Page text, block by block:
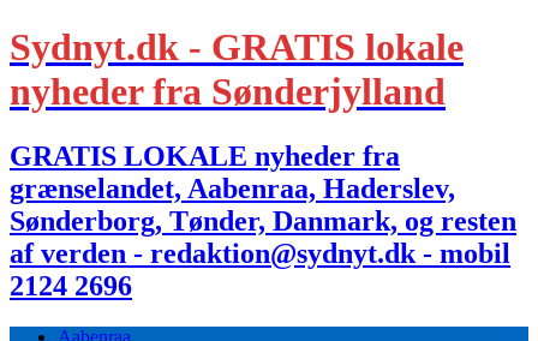
Sydnyt.dk - GRATIS lokale
nyheder fra Sønderjylland
GRATIS LOKALE nyheder fra
grænselandet, Aabenraa, Haderslev,
Sønderborg, Tønder, Danmark, og resten
af verden - redaktion@sydnyt.dk - mobil
2124 2696
Aabenraa